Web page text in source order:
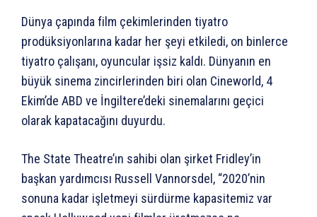
Dünya çapında film çekimlerinden tiyatro
prodüksiyonlarına kadar her şeyi etkiledi, on binlerce
tiyatro çalışanı, oyuncular işsiz kaldı. Dünyanın en
büyük sinema zincirlerinden biri olan Cineworld, 4
Ekim’de ABD ve İngiltere’deki sinemalarını geçici
olarak kapatacağını duyurdu.
The State Theatre’ın sahibi olan şirket Fridley’in
başkan yardımcısı Russell Vannorsdel, “2020’nin
sonuna kadar işletmeyi sürdürme kapasitemiz var